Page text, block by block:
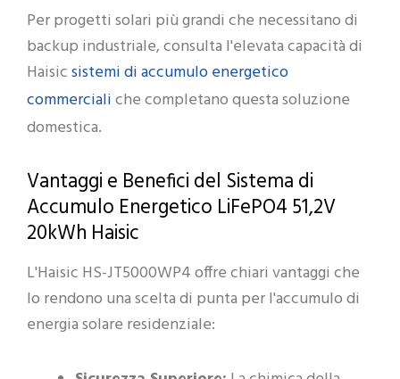
Per progetti solari più grandi che necessitano di
backup industriale, consulta l'elevata capacità di
Haisicsistemi di accumulo energetico
commercialiche completano questa soluzione
domestica.
Vantaggi e Benefici del Sistema di
Accumulo Energetico LiFePO4 51,2V
20kWh Haisic
L'Haisic HS-JT5000WP4 offre chiari vantaggi che
lo rendono una scelta di punta per l'accumulo di
energia solare residenziale: